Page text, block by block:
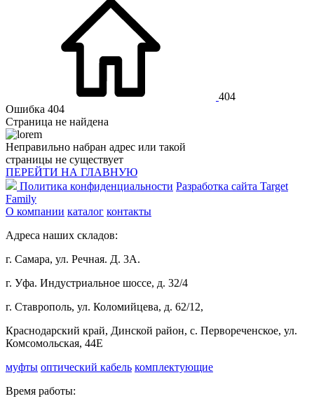
404
Ошибка 404
Страница не найдена
Неправильно набран адрес или такой
страницы не существует
ПЕРЕЙТИ НА ГЛАВНУЮ
Политика конфиденциальности Разработка сайта Target
Family
О компании каталог контакты
Адреса наших складов:
г. Самара, ул. Речная. Д. 3А.
г. Уфа. Индустриальное шоссе, д. 32/4
г. Ставрополь, ул. Коломийцева, д. 62/12,
Краснодарский край, Динской район, с. Первореченское, ул.
Комсомольская, 44Е
муфты оптический кабель комплектующие
Время работы: